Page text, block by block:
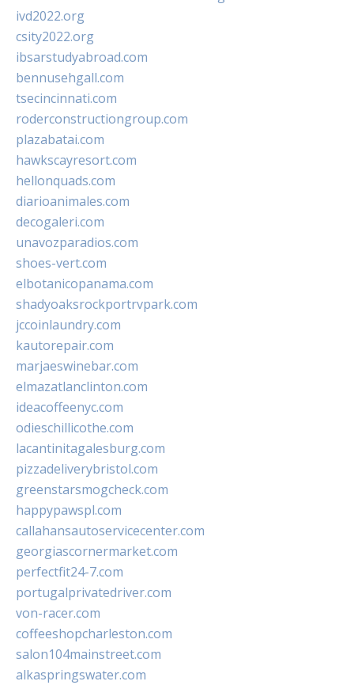
ivd2022.org
csity2022.org
ibsarstudyabroad.com
bennusehgall.com
tsecincinnati.com
roderconstructiongroup.com
plazabatai.com
hawkscayresort.com
hellonquads.com
diarioanimales.com
decogaleri.com
unavozparadios.com
shoes-vert.com
elbotanicopanama.com
shadyoaksrockportrvpark.com
jccoinlaundry.com
kautorepair.com
marjaeswinebar.com
elmazatlanclinton.com
ideacoffeenyc.com
odieschillicothe.com
lacantinitagalesburg.com
pizzadeliverybristol.com
greenstarsmogcheck.com
happypawspl.com
callahansautoservicecenter.com
georgiascornermarket.com
perfectfit24-7.com
portugalprivatedriver.com
von-racer.com
coffeeshopcharleston.com
salon104mainstreet.com
alkaspringswater.com